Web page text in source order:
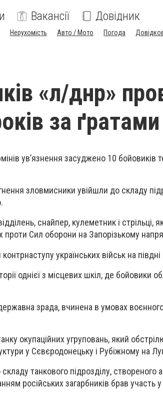
Вакансії Довідник
Нерухомість Авто / Мото Погода
«л/днр»
за ґратами
ув’язнення засуджено 10 бойовиків
зловмисники увійшли до складу
снайпер, кулеметник і стрільці,
проти Сил оборони на Запорізькому
українських військ на
однієї з місцевих шкіл, де бойовики
зрада, вчинена в умовах
окупаційних угруповань, який
у Сєвєродонецьку і Рубіжному на
танкового підрозділу, створеного
російських загарбників брав участь у